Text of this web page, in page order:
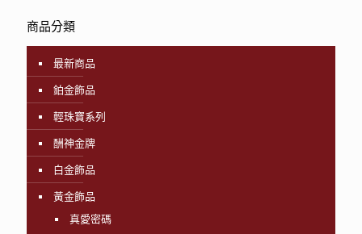
商品分類
最新商品
鉑金飾品
輕珠寶系列
酬神金牌
白金飾品
黃金飾品
真愛密碼